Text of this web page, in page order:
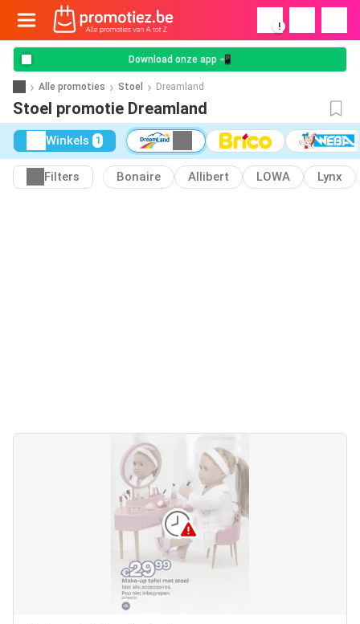
!
Download onze app 📲
Alle promoties Stoel Dreamland
Stoel promotie Dreamland
Winkels 1
Filters Bonaire Allibert LOWA Lynx